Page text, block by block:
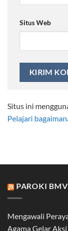
Situs Web
Situs ini
Pelajari
PAROKI
Mengawali
Agama Gelar